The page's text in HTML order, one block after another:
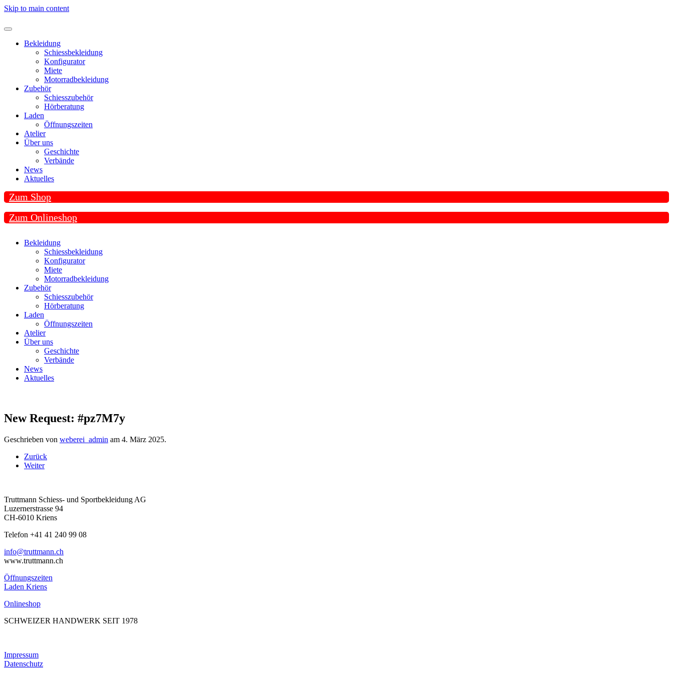
Skip to main content
Bekleidung
Schiessbekleidung
Konfigurator
Miete
Motorradbekleidung
Zubehör
Schiesszubehör
Hörberatung
Laden
Öffnungszeiten
Atelier
Über uns
Geschichte
Verbände
News
Aktuelles
Zum Shop
Zum Onlineshop
Bekleidung
Schiessbekleidung
Konfigurator
Miete
Motorradbekleidung
Zubehör
Schiesszubehör
Hörberatung
Laden
Öffnungszeiten
Atelier
Über uns
Geschichte
Verbände
News
Aktuelles
New Request: #pz7M7y
Geschrieben von weberei_admin am 4. März 2025.
Zurück
Weiter
Truttmann Schiess- und Sportbekleidung AG
Luzernerstrasse 94
CH-6010 Kriens
Telefon +41 41 240 99 08
hc.nnamtturt@ofni
www.truttmann.ch
Öffnungszeiten
Laden Kriens
Onlineshop
SCHWEIZER HANDWERK SEIT 1978
Impressum
Datenschutz